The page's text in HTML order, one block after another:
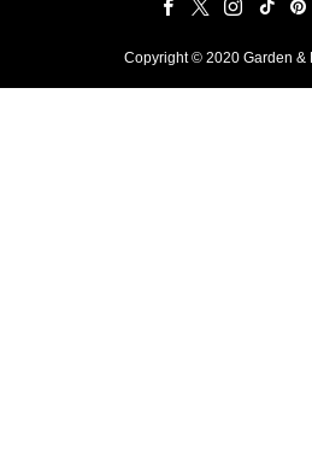
Copyright © 2020 Garden &